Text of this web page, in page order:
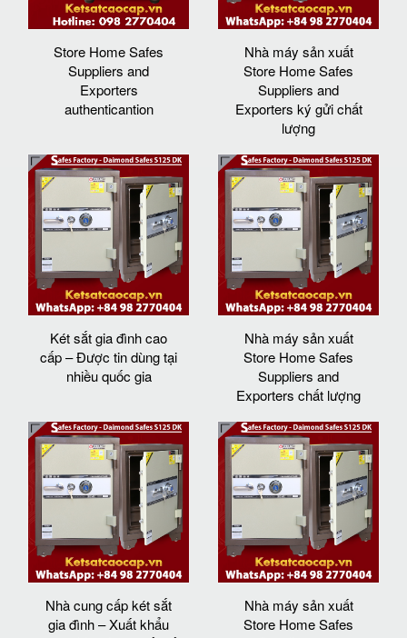
Store Home Safes
Suppliers and
Exporters
authenticantion
Nhà máy sản xuất
Store Home Safes
Suppliers and
Exporters ký gửi chất
lượng
Két sắt gia đình cao
cấp – Được tin dùng tại
nhiều quốc gia
Nhà máy sản xuất
Store Home Safes
Suppliers and
Exporters chất lượng
Nhà cung cấp két sắt
gia đình – Xuất khẩu
Nhà máy sản xuất
Store Home Safes